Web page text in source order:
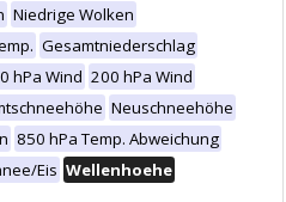
Niedrige Wolken
Gesamtniederschlag
hPa Wind 200 hPa Wind
Neuschneehöhe
850 hPa Temp. Abweichung
Eis Wellenhoehe